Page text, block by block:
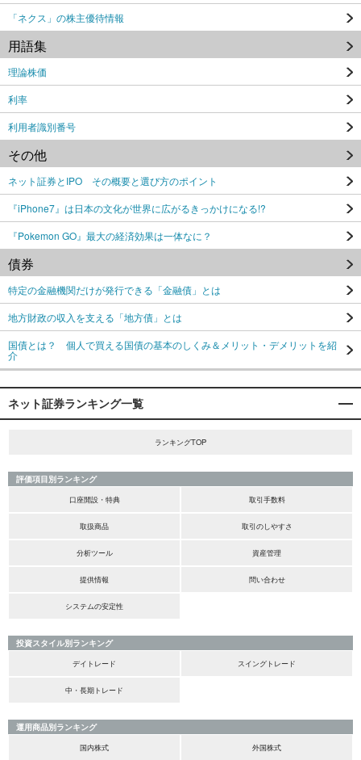
「ネクス」の株主優待情報
用語集
理論株価
利率
利用者識別番号
その他
ネット証券とIPO その概要と選び方のポイント
『iPhone7』は日本の文化が世界に広がるきっかけになる!?
『Pokemon GO』最大の経済効果は一体なに？
債券
特定の金融機関だけが発行できる「金融債」とは
地方財政の収入を支える「地方債」とは
国債とは？ 個人で買える国債の基本のしくみ＆メリット・デメリットを紹
介
ネット証券ランキング一覧
ランキングTOP
評価項目別ランキング
口座開設・特典
取引手数料
取扱商品 取引のしやすさ
分析ツール 資産管理
提供情報 問い合わせ
システムの安定性
投資スタイル別ランキング
デイトレード
スイングトレード
中・長期トレード
運用商品別ランキング
国内株式
外国株式